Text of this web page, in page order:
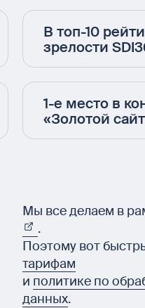
В топ-10
зрелости
1-е место в
«Золотой
Мы все делаем в
.
Поэтому вот
тарифам
и политике по
данных.